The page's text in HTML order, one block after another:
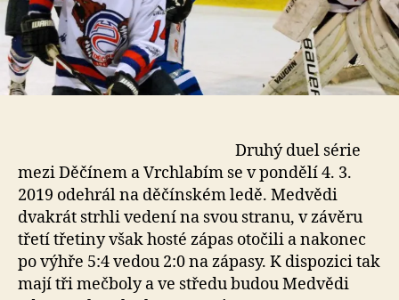
Druhý duel série
mezi Děčínem a Vrchlabím se v pondělí 4. 3.
2019 odehrál na děčínském ledě. Medvědi
dvakrát strhli vedení na svou stranu, v závěru
třetí třetiny však hosté zápas otočili a nakonec
po výhře 5:4 vedou 2:0 na zápasy. K dispozici tak
mají tři mečboly a ve středu budou Medvědi